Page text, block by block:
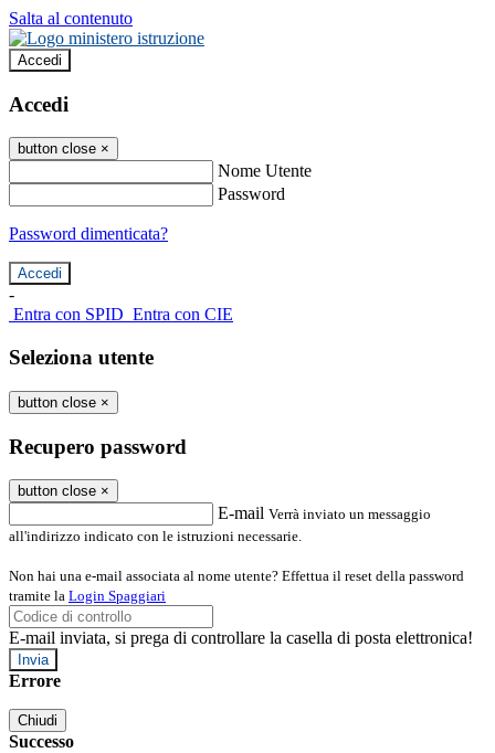
Salta al contenuto
Accedi
Accedi
button close ×
Nome Utente
Password
Password dimenticata?
-
Entra con SPID Entra con CIE
Seleziona utente
button close ×
Recupero password
button close ×
E-mail Verrà inviato un messaggio
all'indirizzo indicato con le istruzioni necessarie.
Non hai una e-mail associata al nome utente? Effettua il reset della password
tramite la Login Spaggiari
E-mail inviata, si prega di controllare la casella di posta elettronica!
Errore
Chiudi
Successo